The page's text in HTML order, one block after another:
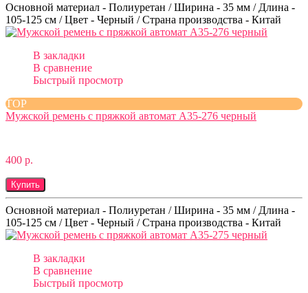
Основной материал - Полиуретан / Ширина - 35 мм / Длина -
105-125 см / Цвет - Черный / Страна производства - Китай
В закладки
В сравнение
Быстрый просмотр
TOP
Мужской ремень с пряжкой автомат A35-276 черный
400 р.
Купить
Основной материал - Полиуретан / Ширина - 35 мм / Длина -
105-125 см / Цвет - Черный / Страна производства - Китай
В закладки
В сравнение
Быстрый просмотр